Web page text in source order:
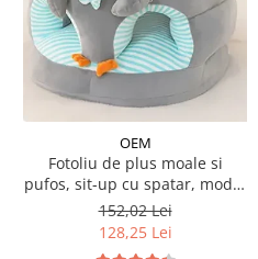
OEM
Fotoliu de plus moale si
pufos, sit-up cu spatar, model
animalute
152,02 Lei
128,25 Lei